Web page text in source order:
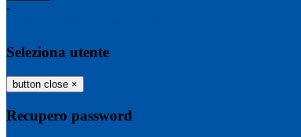
-
Seleziona utente
button close ×
Recupero password